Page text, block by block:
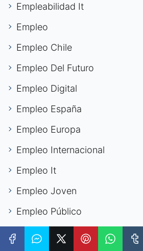
Empleabilidad It
Empleo
Empleo Chile
Empleo Del Futuro
Empleo Digital
Empleo España
Empleo Europa
Empleo Internacional
Empleo It
Empleo Joven
Empleo Público
Empleo Sostenible